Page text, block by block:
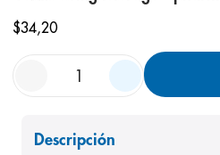
$34,20
Descripción
2.
3. eucerin
cerave
6. shampoo